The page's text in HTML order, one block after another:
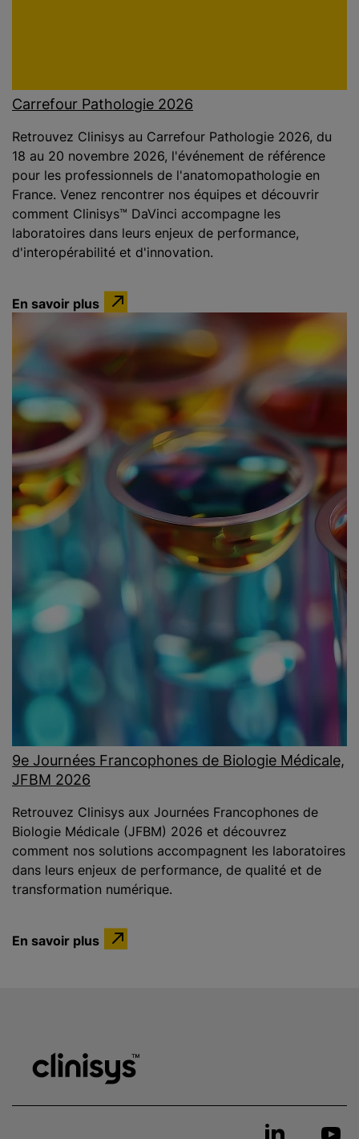
Carrefour Pathologie 2026
Retrouvez Clinisys au Carrefour Pathologie 2026, du
18 au 20 novembre 2026, l'événement de référence
pour les professionnels de l'anatomopathologie en
France. Venez rencontrer nos équipes et découvrir
comment Clinisys™ DaVinci accompagne les
laboratoires dans leurs enjeux de performance,
d'interopérabilité et d'innovation.
En savoir plus
9e Journées Francophones de Biologie Médicale,
JFBM 2026
Retrouvez Clinisys aux Journées Francophones de
Biologie Médicale (JFBM) 2026 et découvrez
comment nos solutions accompagnent les laboratoires
dans leurs enjeux de performance, de qualité et de
transformation numérique.
En savoir plus